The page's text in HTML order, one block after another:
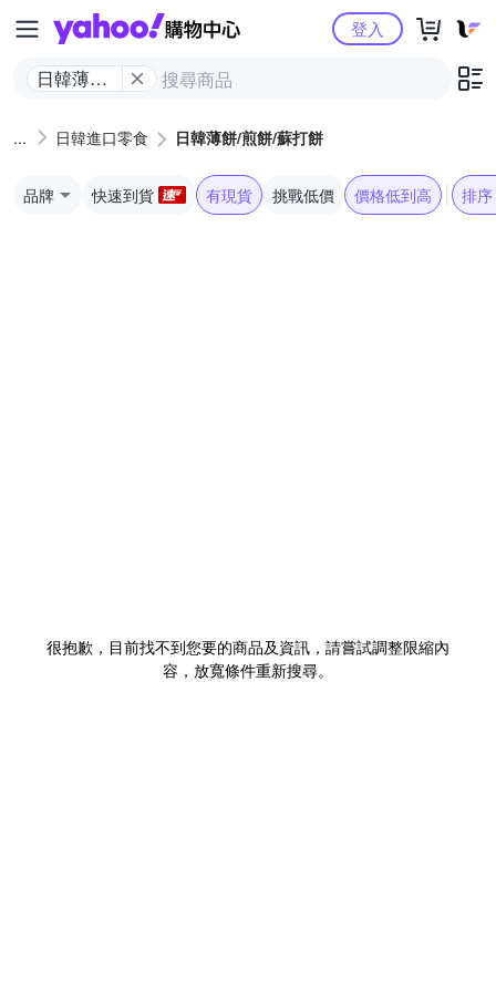
Yahoo購物中心
日韓薄餅/
餅
登入
日韓進口零食 日韓薄餅/煎餅/蘇打餅
品牌 快速到貨 有現貨 挑戰低價 價格低到高 排序
很抱歉，目前找不到您要的商品及資訊，請嘗試調整限縮內
容，放寬條件重新搜尋。